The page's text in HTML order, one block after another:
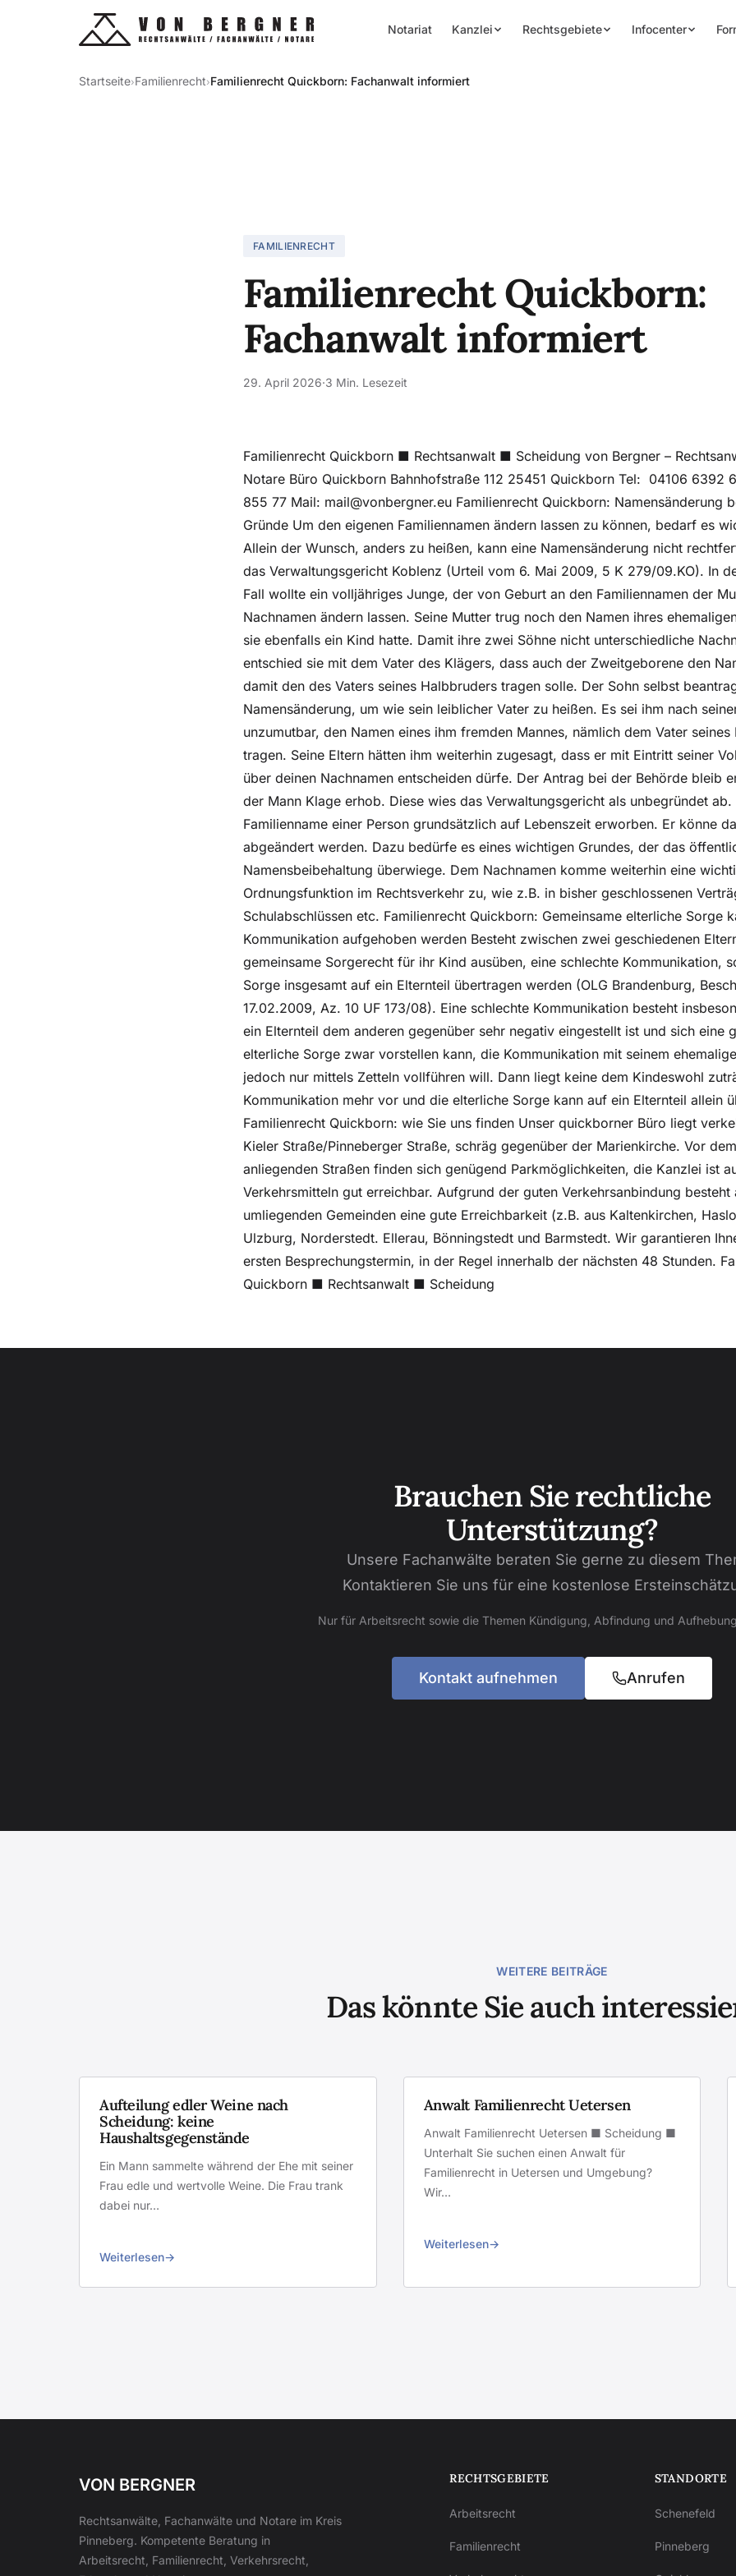
Notariat Kanzlei Rechtsgebiete Infocenter
Startseite›Familienrecht›Familienrecht Quickborn: Fachanwalt informiert
FAMILIENRECHT
Familienrecht Quickborn:
Fachanwalt informiert
29. April 2026·3 Min. Lesezeit
Familienrecht Quickborn ■ Rechtsanwalt ■ Scheidung von Bergner –
Notare Büro Quickborn Bahnhofstraße 112 25451 Quickborn Tel: 04106 6392
855 77 Mail: mail@vonbergner.eu Familienrecht Quickborn: Namensänderung
Gründe Um den eigenen Familiennamen ändern lassen zu können, bedarf es
Allein der Wunsch, anders zu heißen, kann eine Namensänderung nicht
das Verwaltungsgericht Koblenz (Urteil vom 6. Mai 2009, 5 K 279/09.KO). In
Fall wollte ein volljähriges Junge, der von Geburt an den Familiennamen der
Nachnamen ändern lassen. Seine Mutter trug noch den Namen ihres
sie ebenfalls ein Kind hatte. Damit ihre zwei Söhne nicht unterschiedliche
entschied sie mit dem Vater des Klägers, dass auch der Zweitgeborene den
damit den des Vaters seines Halbbruders tragen solle. Der Sohn selbst
Namensänderung, um wie sein leiblicher Vater zu heißen. Es sei ihm nach
unzumutbar, den Namen eines ihm fremden Mannes, nämlich dem Vater
tragen. Seine Eltern hätten ihm weiterhin zugesagt, dass er mit Eintritt seiner
über deinen Nachnamen entscheiden dürfe. Der Antrag bei der Behörde bleib
der Mann Klage erhob. Diese wies das Verwaltungsgericht als unbegründet ab.
Familienname einer Person grundsätzlich auf Lebenszeit erworben. Er könne
abgeändert werden. Dazu bedürfe es eines wichtigen Grundes, der das
Namensbeibehaltung überwiege. Dem Nachnamen komme weiterhin eine
Ordnungsfunktion im Rechtsverkehr zu, wie z.B. in bisher geschlossenen
Schulabschlüssen etc. Familienrecht Quickborn: Gemeinsame elterliche Sorge
Kommunikation aufgehoben werden Besteht zwischen zwei geschiedenen
gemeinsame Sorgerecht für ihr Kind ausüben, eine schlechte Kommunikation,
Sorge insgesamt auf ein Elternteil übertragen werden (OLG Brandenburg,
17.02.2009, Az. 10 UF 173/08). Eine schlechte Kommunikation besteht
ein Elternteil dem anderen gegenüber sehr negativ eingestellt ist und sich eine
elterliche Sorge zwar vorstellen kann, die Kommunikation mit seinem
jedoch nur mittels Zetteln vollführen will. Dann liegt keine dem Kindeswohl
Kommunikation mehr vor und die elterliche Sorge kann auf ein Elternteil allein
Familienrecht Quickborn: wie Sie uns finden Unser quickborner Büro liegt
Kieler Straße/Pinneberger Straße, schräg gegenüber der Marienkirche. Vor
anliegenden Straßen finden sich genügend Parkmöglichkeiten, die Kanzlei ist
Verkehrsmitteln gut erreichbar. Aufgrund der guten Verkehrsanbindung besteht
umliegenden Gemeinden eine gute Erreichbarkeit (z.B. aus Kaltenkirchen,
Ulzburg, Norderstedt. Ellerau, Bönningstedt und Barmstedt. Wir garantieren
ersten Besprechungstermin, in der Regel innerhalb der nächsten 48 Stunden.
Quickborn ■ Rechtsanwalt ■ Scheidung
Brauchen Sie rechtliche
Unterstützung?
Unsere Fachanwälte beraten Sie gerne zu diesem
Kontaktieren Sie uns für eine kostenlose
Nur für Arbeitsrecht sowie die Themen Kündigung, Abfindung und
Kontakt aufnehmen Anrufen
WEITERE BEITRÄGE
Das könnte Sie auch
Aufteilung edler Weine nach
Scheidung: keine
Haushaltsgegenstände
Ein Mann sammelte während der Ehe mit seiner
Frau edle und wertvolle Weine. Die Frau trank
dabei nur…
Weiterlesen
Anwalt Familienrecht Uetersen
Anwalt Familienrecht Uetersen ■ Scheidung ■
Unterhalt Sie suchen einen Anwalt für
Familienrecht in Uetersen und Umgebung?
Wir…
Weiterlesen
VON BERGNER
Rechtsanwälte, Fachanwälte und Notare im Kreis
Pinneberg. Kompetente Beratung in
Arbeitsrecht, Familienrecht, Verkehrsrecht,
RECHTSGEBIETE
Arbeitsrecht
Familienrecht
STANDORTE
Schenefeld
Pinneberg